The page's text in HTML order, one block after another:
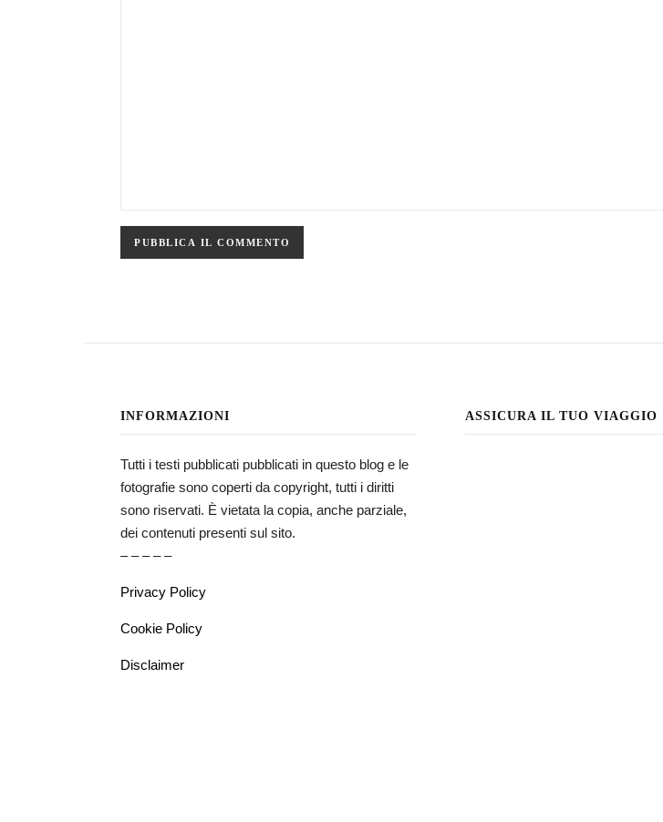
INFORMAZIONI
Tutti i testi pubblicati pubblicati in questo blog e le
fotografie sono coperti da copyright, tutti i diritti
sono riservati. È vietata la copia, anche parziale,
dei contenuti presenti sul sito.
– – – – –
Privacy Policy
Cookie Policy
Disclaimer
ASSICURA IL TUO VIAGGIO